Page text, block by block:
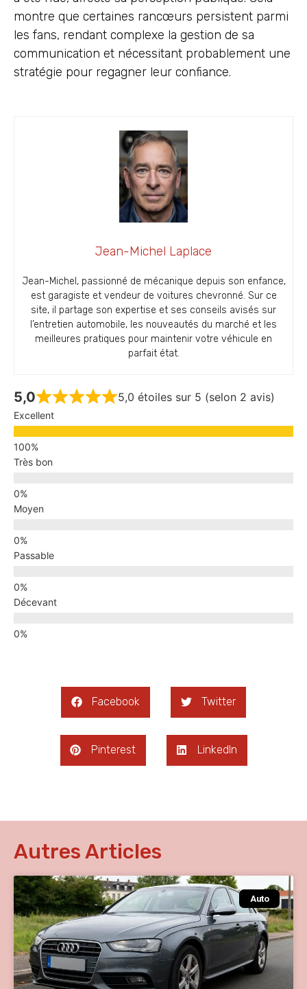
montre que certaines rancœurs persistent parmi
les fans, rendant complexe la gestion de sa
communication et nécessitant probablement une
stratégie pour regagner leur confiance.
Jean-Michel Laplace
Jean-Michel, passionné de mécanique depuis son enfance,
est garagiste et vendeur de voitures chevronné. Sur ce
site, il partage son expertise et ses conseils avisés sur
l’entretien automobile, les nouveautés du marché et les
meilleures pratiques pour maintenir votre véhicule en
parfait état.
5,0 5,0 étoiles sur 5 (selon 2 avis)
Excellent
Très bon
Moyen
Passable
Décevant
Facebook Twitter
Pinterest LinkedIn
Autres Articles
Auto